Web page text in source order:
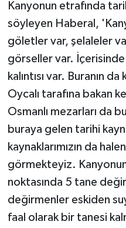
Kanyonun etrafında
söyleyen Haberal,
göletler var, şelaleler
görseller var. İçerisinde
kalıntısı var. Buranın
Oycalı tarafına bakan
Osmanlı mezarları da
buraya gelen tarihi
kaynaklarımızın da
görmekteyiz.
noktasında 5 tane
değirmenler eskiden
faal olarak bir tanesi